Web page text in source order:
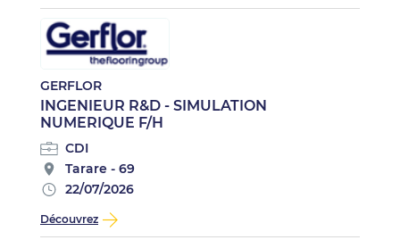
GERFLOR
INGENIEUR R&D - SIMULATION
NUMERIQUE F/H
CDI
Tarare - 69
22/07/2026
Découvrez